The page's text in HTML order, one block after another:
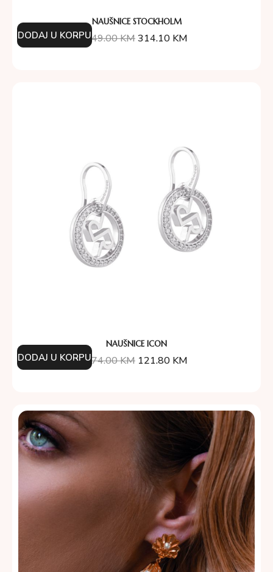
NAUŠNICE STOCKHOLM
349.00KM314.10 KM
DODAJ U KORPU
NAUŠNICE ICON
174.00KM 121.80 KM
DODAJ U KORPU